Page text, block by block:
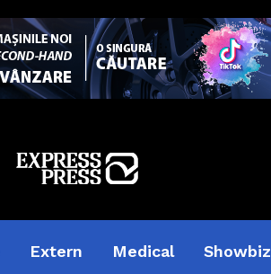
Extern Medical Showbiz